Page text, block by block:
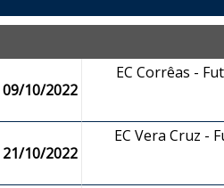
09/10/2022
EC Corrêas -
21/10/2022
EC Vera Cruz -